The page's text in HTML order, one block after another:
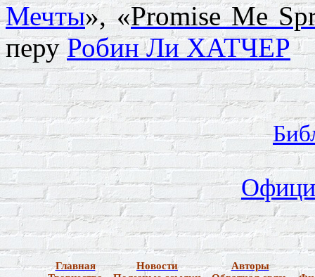
Мечты», «Promise Me
перуРобин Ли ХАТЧЕР
Главная Новости
Авторы